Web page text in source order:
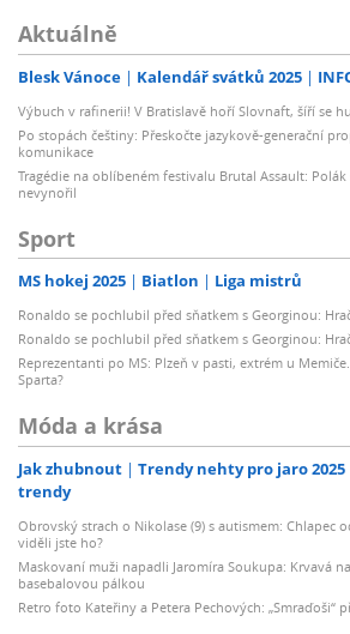
Aktuálně
Blesk Vánoce Kalendář svátků 2025
Výbuch v rafinerii! V Bratislavě hoří Slovnaft, šíří se
Po stopách češtiny: Přeskočte jazykově-generační
komunikace
Tragédie na oblíbeném festivalu Brutal Assault:
nevynořil
Sport
MS hokej 2025 Biatlon Liga mistrů
Ronaldo se pochlubil před sňatkem s Georginou:
Ronaldo se pochlubil před sňatkem s Georginou:
Reprezentanti po MS: Plzeň v pasti, extrém u
Sparta?
Móda a krása
Jak zhubnout Trendy nehty pro jaro 2025
trendy
Obrovský strach o Nikolase (9) s autismem: Chlapec
viděli jste ho?
Maskovaní muži napadli Jaromíra Soukupa: Krvavá
basebalovou pálkou
Retro foto Kateřiny a Petera Pechových: „Smraďoši“